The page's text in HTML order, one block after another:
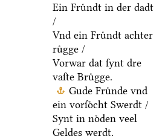
Ein Fruͤndt in der dadt
/
Vnd ein Fruͤndt achter
ruͤgge /
Vorwar dat ſynt dre
vaſte Bruͤgge.
Gude Fruͤnde vnd
ein vorſoͤcht Swerdt /
Synt in noͤden veel
Geldes werdt.